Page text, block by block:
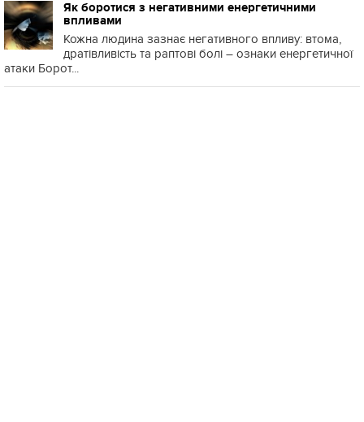
Як боротися з негативними енергетичними
впливами
Кожна людина зазнає негативного впливу: втома,
дратівливість та раптові болі – ознаки енергетичної
атаки Борот...